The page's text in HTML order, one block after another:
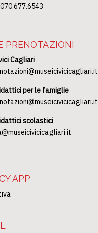
PRENOTAZIONI
Cagliari
per le famiglie
scolastici
APP